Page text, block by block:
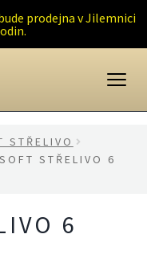
prodejna v Jilemnici
STŘELIVO
STŘELIVO 6
6